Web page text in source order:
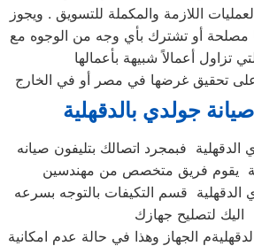
اللازمة والمكملة للتسويق . ويجوز
مصلحة أو تشترك بأي وجه من الوجوه مع
تزاول أعمالاً شبيهة بأعمالها
جولدي بالدقهلية
الدقهلية فبمجرد اتصالك بتليفون صيانه
يقوم فريق متخصص من مهندسين
الدقهلية قسم التكيفات بالتوجه بسرعه
اليك لتصليح جهازك
الجهاز وهذا في حالة عدم امكانية